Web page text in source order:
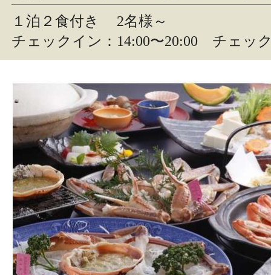
１泊２食付き
2名様～
チェックイン：14:00〜20:00 チェッ